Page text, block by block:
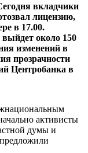
вкладчики
лицензию,
в 17.00.
около 150
изменений в
прозрачности
Центробанка в
активисты
думы и